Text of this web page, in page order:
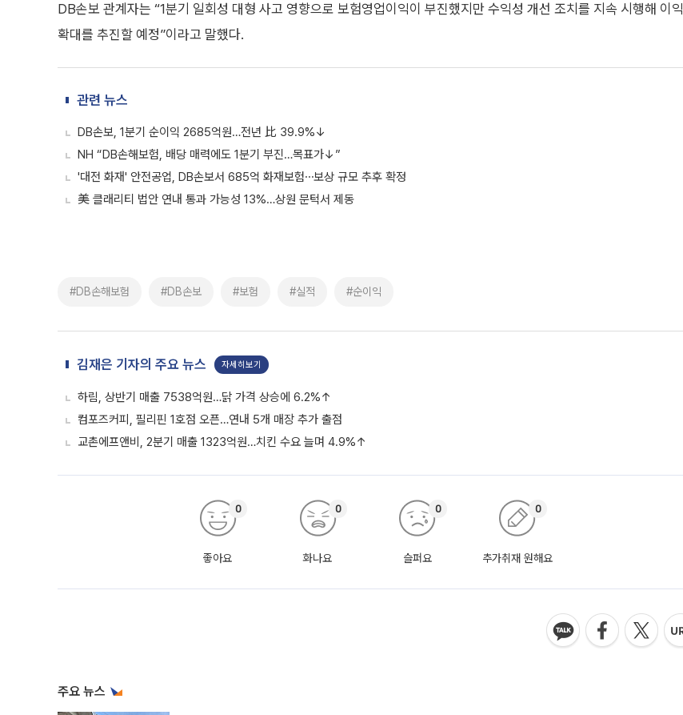
DB손보 관계자는 “1분기 일회성 대형 사고 영향으로 보험영업이익이 부진했지만 수익성 개선 조치를 지속 시행해 이익
확대를 추진할 예정”이라고 말했다.
관련 뉴스
DB손보, 1분기 순이익 2685억원…전년 比 39.9%↓
NH “DB손해보험, 배당 매력에도 1분기 부진…목표가↓”
'대전 화재' 안전공업, DB손보서 685억 화재보험⋯보상 규모 추후 확정
美 클래리티 법안 연내 통과 가능성 13%…상원 문턱서 제동
#DB손해보험 #DB손보 #보험 #실적 #순이익
김재은 기자의 주요 뉴스 자세히보기
하림, 상반기 매출 7538억원…닭 가격 상승에 6.2%↑
컴포즈커피, 필리핀 1호점 오픈…연내 5개 매장 추가 출점
교촌에프앤비, 2분기 매출 1323억원…치킨 수요 늘며 4.9%↑
좋아요
0
화나요
0
슬퍼요
0
추가취재 원해요
0
주요 뉴스